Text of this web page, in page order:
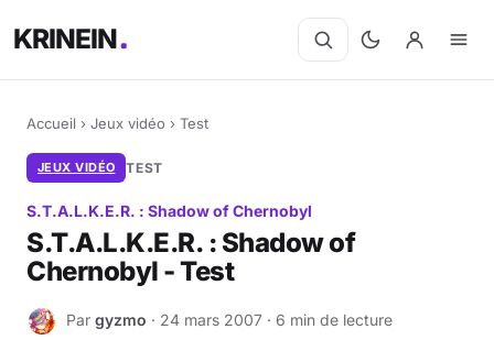
KRINEIN
Accueil › Jeux vidéo › Test
JEUX VIDÉO TEST
S.T.A.L.K.E.R. : Shadow of Chernobyl
S.T.A.L.K.E.R. : Shadow of
Chernobyl - Test
G Par gyzmo · 24 mars 2007 · 6 min de lecture